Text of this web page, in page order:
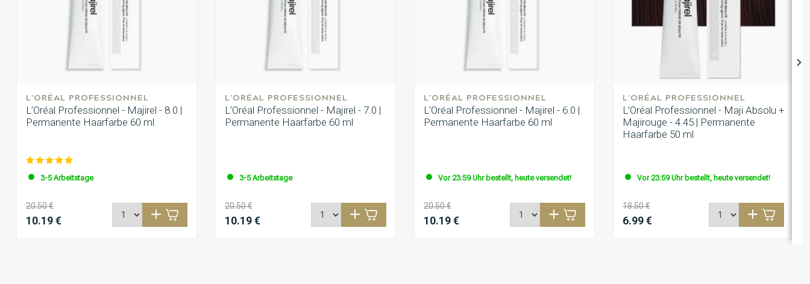
L'ORÉAL PROFESSIONNEL
L’Oréal Professionnel - Majirel - 8.0 |
Permanente Haarfarbe 60 ml
3-5 Arbeitstage
20.50 €
10.19 €
L'ORÉAL PROFESSIONNEL
L’Oréal Professionnel - Majirel - 7.0 |
Permanente Haarfarbe 60 ml
3-5 Arbeitstage
20.50 €
10.19 €
L'ORÉAL PROFESSIONNEL
L’Oréal Professionnel - Majirel - 6.0 |
Permanente Haarfarbe 60 ml
Vor 23:59 Uhr bestellt, heute versendet!
20.50 €
10.19 €
L'ORÉAL PROFESSIONNEL
L’Oréal Professionnel - Maji Absolu +
Majirouge - 4.45 | Permanente
Haarfarbe 50 ml
Vor 23:59 Uhr bestellt, heute versendet!
18.50 €
6.99 €